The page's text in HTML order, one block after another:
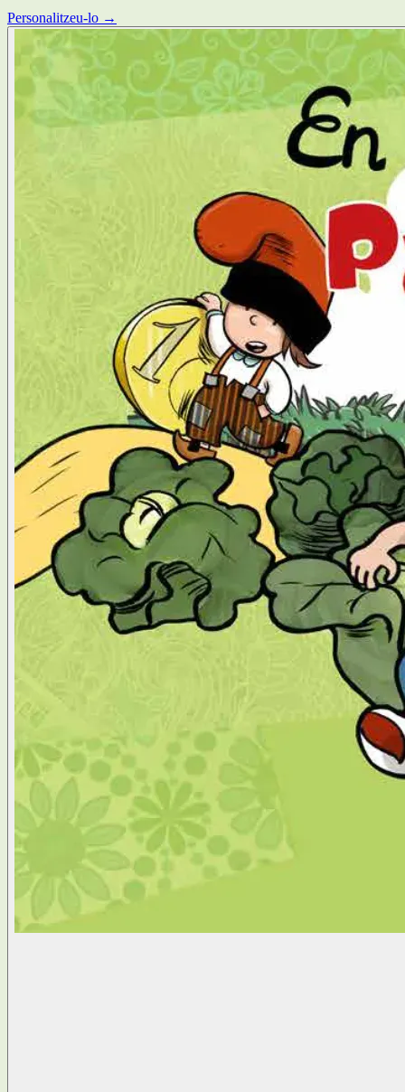
Personalitzeu-lo →